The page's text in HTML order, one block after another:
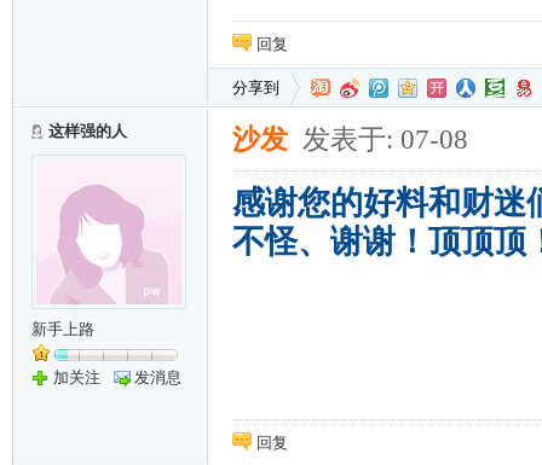
回复
分享到
这样强的人
新手上路
加关注 发消息
沙发 发表于: 07-08
感谢您的好料和财迷
不怪、谢谢！顶顶顶
回复